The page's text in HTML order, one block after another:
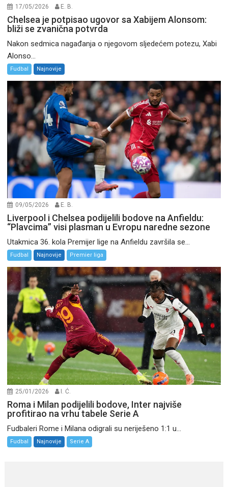
17/05/2026 E. B.
Chelsea je potpisao ugovor sa Xabijem Alonsom:
bliži se zvanična potvrda
Nakon sedmica nagađanja o njegovom sljedećem potezu, Xabi
Alonso...
Fudbal Najnovije
09/05/2026 E. B.
Liverpool i Chelsea podijelili bodove na Anfieldu:
“Plavcima” visi plasman u Evropu naredne sezone
Utakmica 36. kola Premijer lige na Anfieldu završila se...
Fudbal Najnovije Premier liga
25/01/2026 I. Ć.
Roma i Milan podijelili bodove, Inter najviše
profitirao na vrhu tabele Serie A
Fudbaleri Rome i Milana odigrali su neriješeno 1:1 u...
Fudbal Najnovije Serie A